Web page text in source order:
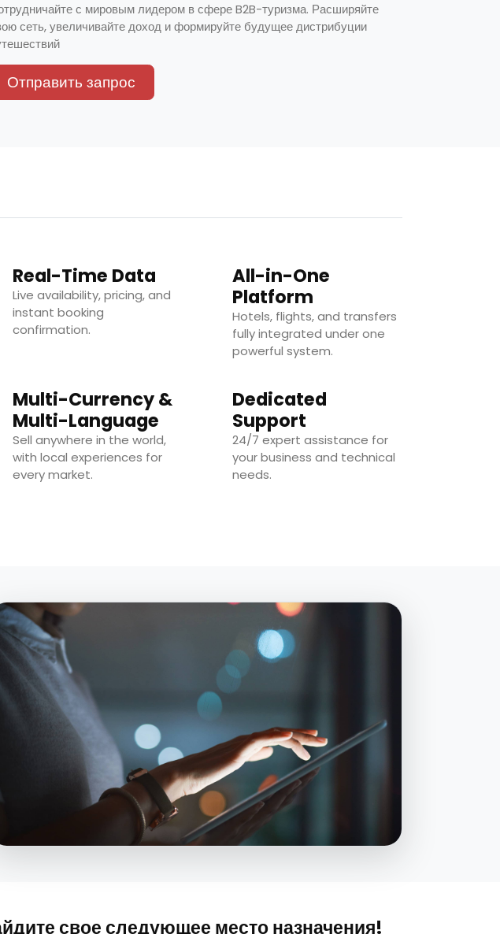
с мировым лидером в сфере B2B-туризма. Расширяйте
сеть, увеличивайте доход и формируйте будущее дистрибуции
Отправить запрос
Real-Time Data
Live availability, pricing, and
instant booking
confirmation.
All-in-One
Platform
Hotels, flights, and transfers
fully integrated under one
powerful system.
Multi-Currency &
Multi-Language
Sell anywhere in the world,
with local experiences for
every market.
Dedicated
Support
24/7 expert assistance for
your business and technical
needs.
свое следующее место назначения!